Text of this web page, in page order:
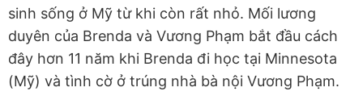
sinh sống ở Mỹ từ khi còn rất nhỏ. Mối lương
duyên của Brenda và Vương Phạm bắt đầu cách
đây hơn 11 năm khi Brenda đi học tại Minnesota
(Mỹ) và tình cờ ở trúng nhà bà nội Vương Phạm.